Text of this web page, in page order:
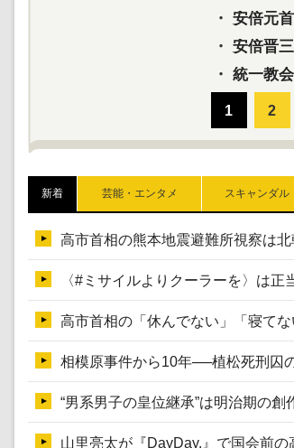
・ 安倍元首相銃
・ 安倍晋三が「
・ 統一教
新着 芸能・エンタメ スキャンダル